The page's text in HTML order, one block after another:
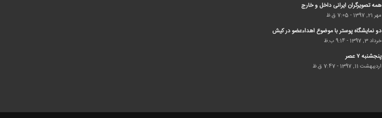
همه تصویرگران ایرانی داخل و خارج
مهر 21, 1397 - 7:05 ق.ظ
دو نمایشگاه پوستر با موضوع اهداء‌عضو در کیش
خرداد 3, 1397 - 9:14 ب.ظ
پنجشنبه ۷ عصر
اردیبهشت 11, 1397 - 7:47 ق.ظ